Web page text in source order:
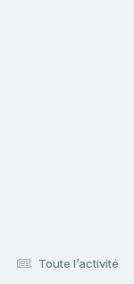
Toute l’activité